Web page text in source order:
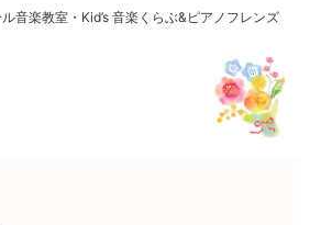
音楽教室・Kid’s 音楽くらぶ&ピアノフレンズ